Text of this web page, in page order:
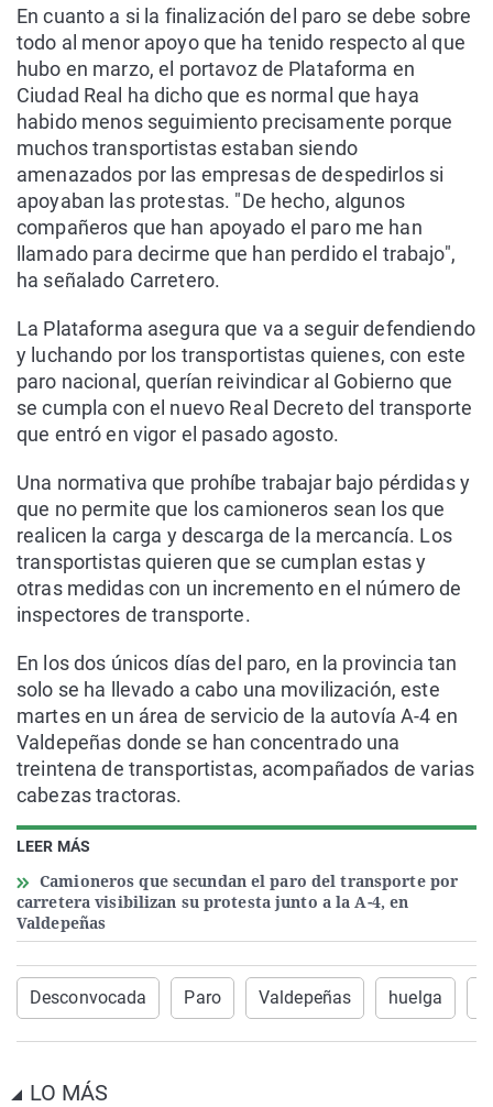
LEER MÁS
Camioneros que secundan el paro del transporte por
carretera visibilizan su protesta junto a la A-4, en
Valdepeñas
En cuanto a si la finalización del paro se debe sobre
todo al menor apoyo que ha tenido respecto al que
hubo en marzo, el portavoz de Plataforma en
Ciudad Real ha dicho que es normal que haya
habido menos seguimiento precisamente porque
muchos transportistas estaban siendo
amenazados por las empresas de despedirlos si
apoyaban las protestas. "De hecho, algunos
compañeros que han apoyado el paro me han
llamado para decirme que han perdido el trabajo",
ha señalado Carretero.
La Plataforma asegura que va a seguir defendiendo
y luchando por los transportistas quienes, con este
paro nacional, querían reivindicar al Gobierno que
se cumpla con el nuevo Real Decreto del transporte
que entró en vigor el pasado agosto.
Una normativa que prohíbe trabajar bajo pérdidas y
que no permite que los camioneros sean los que
realicen la carga y descarga de la mercancía. Los
transportistas quieren que se cumplan estas y
otras medidas con un incremento en el número de
inspectores de transporte.
En los dos únicos días del paro, en la provincia tan
solo se ha llevado a cabo una movilización, este
martes en un área de servicio de la autovía A-4 en
Valdepeñas donde se han concentrado una
treintena de transportistas, acompañados de varias
cabezas tractoras.
Desconvocada Paro Valdepeñas huelga
LO MÁS